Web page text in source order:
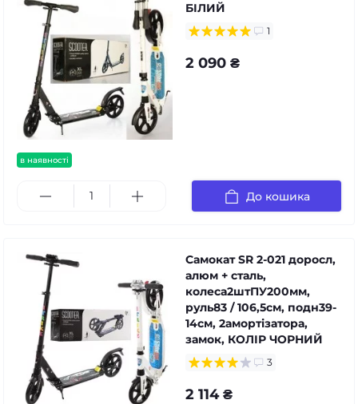
в наявності
БІЛИЙ
1
2 090 ₴
До кошика
Самокат SR 2-021 доросл,
алюм + сталь,
колеса2штПУ200мм,
руль83 / 106,5см, подн39-
14см, 2амортізатора,
замок, КОЛІР ЧОРНИЙ
3
2 114 ₴